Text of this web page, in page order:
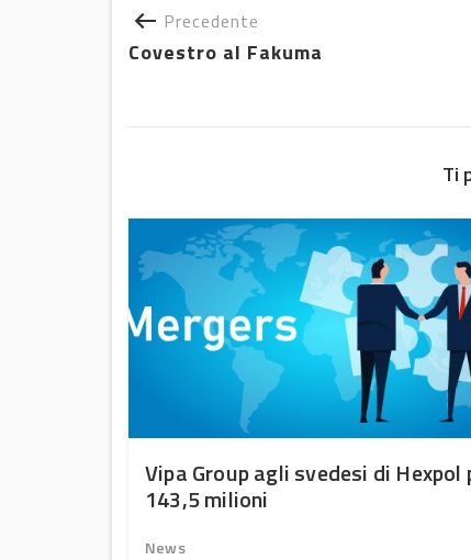
Precedente
Covestro al Fakuma
Ti
Vipa Group agli svedesi di Hexpol
143,5 milioni
News